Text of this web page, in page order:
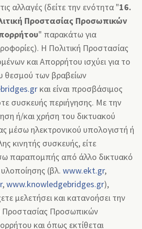
αλλαγές (δείτε την ενότητα "16.
Προστασίας Προσωπικών
" παρακάτω για
Η Πολιτική Προστασίας
και Απορρήτου ισχύει για το
θεσμού των βραβείων
και είναι προσβάσιμος
συσκευής περιήγησης. Με την
ή/και χρήση του δικτυακού
μέσω ηλεκτρονικού υπολογιστή ή
κινητής συσκευής, είτε
παραπομπής από άλλο δικτυακό
(βλ. www.ekt.gr,
,www.knowledgebridges.gr),
μελετήσει και κατανοήσει την
Προστασίας Προσωπικών
και όπως εκτίθεται